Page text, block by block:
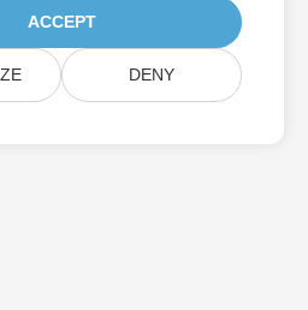
ACCEPT
DENY